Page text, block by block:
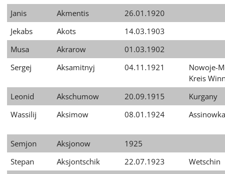
Janis
Akmentis
26.01.1920
Jekabs
Akots
14.03.1903
Musa
Akrarow
01.03.1902
Sergej
Aksamitnyj 04.11.1921
Nowoje-
Kreis
Leonid
Akschumow 20.09.1915
Kurgany
Wassilij
Aksimow 08.01.1924 Assinowka
Semjon Aksjonow
1925
Stepan
Aksjontschik 22.07.1923
Wetschin